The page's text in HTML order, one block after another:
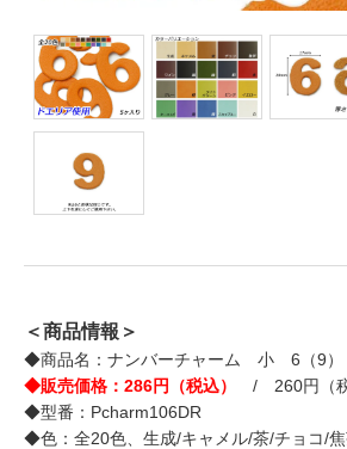
＜商品情報＞
◆商品名：ナンバーチャーム 小 6（9）
◆販売価格：286円（税込）
/ 260円（税
◆型番：Pcharm106DR
◆色：全20色、生成/キャメル/茶/チョコ/